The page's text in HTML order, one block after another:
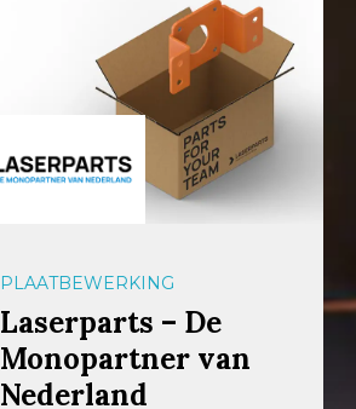
PLAATBEWERKING
Laserparts – De
Monopartner van
Nederland